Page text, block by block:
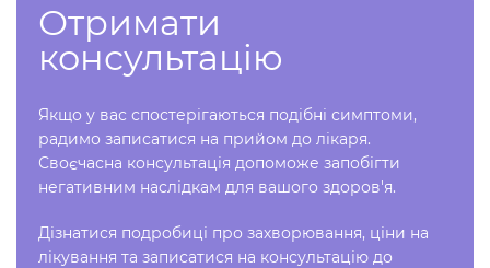
Отримати
консультацію
Якщо у вас спостерігаються подібні симптоми,
радимо записатися на прийом до лікаря.
Своєчасна консультація допоможе запобігти
негативним наслідкам для вашого здоров'я.
Дізнатися подробиці про захворювання, ціни на
лікування та записатися на консультацію до